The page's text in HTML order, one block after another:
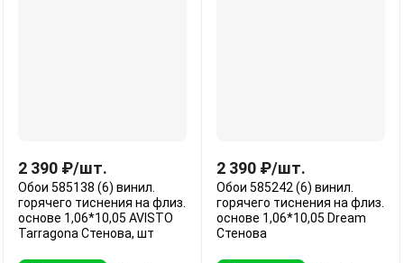
2 390 ₽/шт.
Обои 585138 (6) винил.
горячего тиснения на флиз.
основе 1,06*10,05 AVISTO
Tarragona Стенова, шт
2 390 ₽/шт.
Обои 585242 (6) винил.
горячего тиснения на флиз.
основе 1,06*10,05 Dream
Стенова